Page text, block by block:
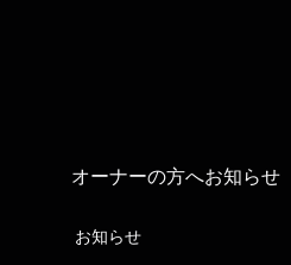
オーナーの方へお知らせ
お知らせ